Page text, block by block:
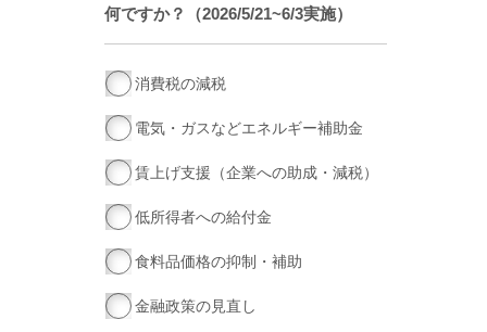
何ですか？（2026/5/21~6/3実施）
消費税の減税
電気・ガスなどエネルギー補助金
賃上げ支援（企業への助成・減税）
低所得者への給付金
食料品価格の抑制・補助
金融政策の見直し